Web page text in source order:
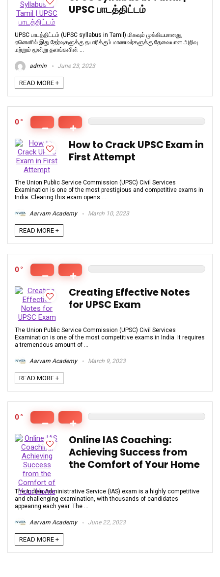
UPSC பாடத்திட்டம்
UPSC பாடத்திட்டம் (UPSC syllabus in Tamil) மிகவும் முக்கியமானது,
ஏனெனில் இது தேர்வுகளுக்கு தயாரிக்கும் மாணவர்களுக்கு தேவையான அறிவு
மற்றும் மூன்று தளங்களின் ...
admin June 23, 2023
READ MORE +
0
How to Crack UPSC Exam in
First Attempt
The Union Public Service Commission (UPSC) Civil Services
Examination is one of the most prestigious and competitive exams in
India. Clearing this exam opens ...
Aarvam Academy March 10, 2023
READ MORE +
0
Creating Effective Notes
for UPSC Exam
The Union Public Service Commission (UPSC) Civil Services
Examination is one of the most competitive exams in India. It requires
a tremendous amount of ...
Aarvam Academy March 9, 2023
READ MORE +
0
Online IAS Coaching:
Achieving Success from
the Comfort of Your Home
The Indian Administrative Service (IAS) exam is a highly competitive
and challenging examination, with thousands of candidates
appearing each year. The ...
Aarvam Academy June 22, 2023
READ MORE +